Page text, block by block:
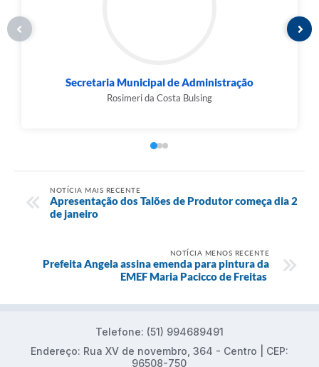
Secretaria Municipal de Administração
Rosimeri da Costa Bulsing
NOTÍCIA MAIS RECENTE
Apresentação dos Talões de Produtor começa dia 2
de janeiro
NOTÍCIA MENOS RECENTE
Prefeita Angela assina emenda para pintura da
EMEF Maria Pacicco de Freitas
Telefone: (51) 994689491
Endereço: Rua XV de novembro, 364 - Centro | CEP:
96508-750